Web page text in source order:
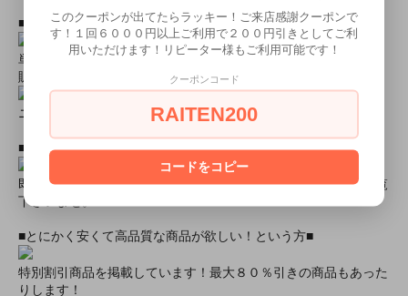
■おすすめオプション小物類■
単品カチューシャやネコ耳などの小物類（1000円程度より多数
販売中）
ニーハイソックス、タイツなど（500円より多数販売中！）
■すぐに商品が欲しい！！という方■
即日配達商品一覧がございますので、よろしければそちらをご覧
下さいませ。
■とにかく安くて高品質な商品が欲しい！という方■
特別割引商品を掲載しています！最大８０％引きの商品もあった
りします！
このクーポンが出てたらラッキー！ご来店感謝クーポンで
す！１回６０００円以上ご利用で２００円引きとしてご利
用いただけます！リピーター様もご利用可能です！
クーポンコード
RAITEN200
コードをコピー